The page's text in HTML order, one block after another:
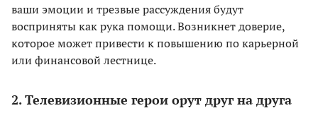
ваши эмоции и трезвые рассуждения будут
восприняты как рука помощи. Возникнет доверие,
которое может привести к повышению по карьерной
или финансовой лестнице.
2. Телевизионные герои орут друг на друга